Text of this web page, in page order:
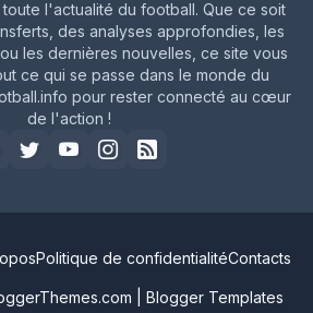
l'actualité du football. Que ce soit
des analyses approfondies, les
les dernières nouvelles, ce site vous
ce qui se passe dans le monde du
pour rester connecté au cœur
de l'action !
Blogger Templates
Politique de confidentialitéContacts